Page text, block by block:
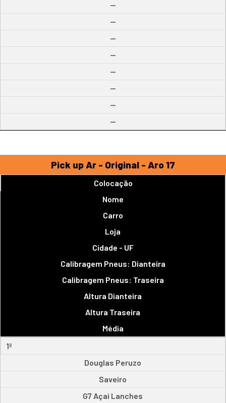
--
--
--
--
--
--
--
--
Pick up Ar - Original - Aro 17
Colocação
Nome
Carro
Loja
Cidade - UF
Calibragem Pneus: Dianteira
Calibragem Pneus: Traseira
Altura Dianteira
Altura Traseira
Média
1º
Douglas Peruzo
Saveiro
G7 Açai Lanches